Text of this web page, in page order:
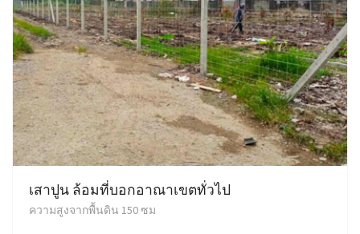
เสาปูน ล้อมที่บอกอาณาเขตทั่วไป
ความสูงจากพื้นดิน 150 ซม